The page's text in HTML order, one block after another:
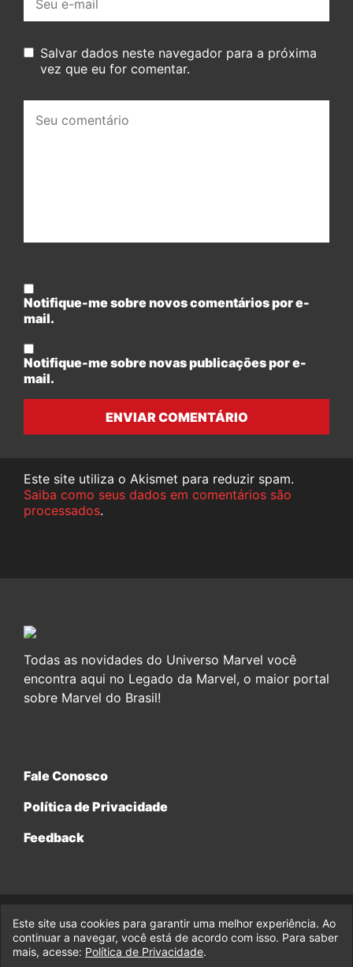
mail:
Salvar dados neste navegador para a próxima
vez que eu for comentar.
comentário:
Notifique-me sobre novos comentários por e-
mail.
Notifique-me sobre novas publicações por e-
mail.
ENVIAR COMENTÁRIO
Este site utiliza o Akismet para reduzir spam.
Saiba como seus dados em comentários são
processados.
Todas as novidades do Universo Marvel você
encontra aqui no Legado da Marvel, o maior portal
sobre Marvel do Brasil!
Fale Conosco
Política de Privacidade
Feedback
© 2017-2026 Legado da Marvel, uma empresa da Legado
Enterprises.
Este site usa cookies para garantir uma melhor experiência. Ao
continuar a navegar, você está de acordo com isso. Para saber
mais, acesse: Política de Privacidade.